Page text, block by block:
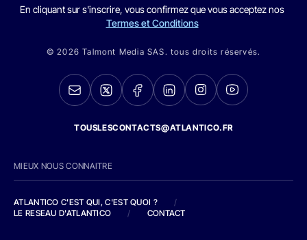
En cliquant sur s'inscrire, vous confirmez que vous acceptez nos
Termes et Conditions
© 2026 Talmont Media SAS. tous droits réservés.
TOUSLESCONTACTS@ATLANTICO.FR
MIEUX NOUS CONNAITRE
ATLANTICO C'EST QUI, C'EST QUOI ?
/
LE RESEAU D'ATLANTICO
/ CONTACT